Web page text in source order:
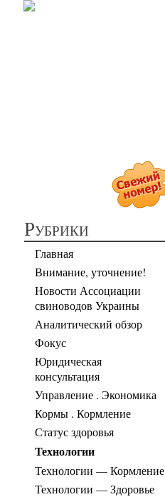
Рубрики
Главная
Внимание, уточнение!
Новости Ассоциации
свиноводов Украины
Аналитический обзор
Фокус
Юридическая
консультация
Управление . Экономика
Кормы . Кормление
Статус здоровья
Технологии
Технологии — Кормление
Технологии — Здоровье